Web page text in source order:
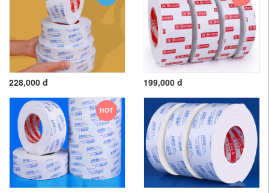
228,000 đ 199,000 đ
HOT